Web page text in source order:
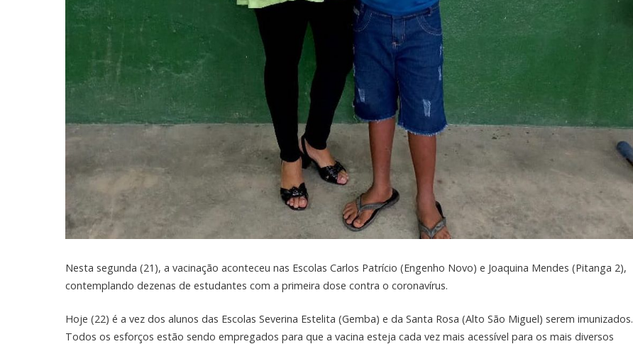
Nesta segunda (21), a vacinação aconteceu nas Escolas Carlos Patrício (Engenho Novo) e Joaquina Mendes (Pitanga 2),
contemplando dezenas de estudantes com a primeira dose contra o coronavírus.
Hoje (22) é a vez dos alunos das Escolas Severina Estelita (Gemba) e da Santa Rosa (Alto São Miguel) serem imunizados.
Todos os esforços estão sendo empregados para que a vacina esteja cada vez mais acessível para os mais diversos